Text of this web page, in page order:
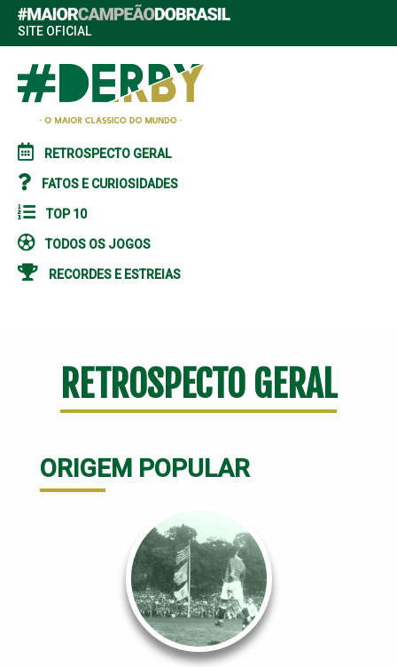
SITE OFICIAL
RETROSPECTO GERAL
FATOS E CURIOSIDADES
TOP 10
TODOS OS JOGOS
RECORDES E ESTREIAS
RETROSPECTO GERAL
ORIGEM POPULAR